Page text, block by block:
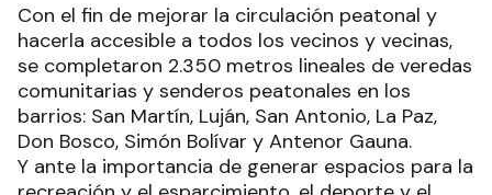
Con el fin de mejorar la circulación peatonal y
hacerla accesible a todos los vecinos y vecinas,
se completaron 2.350 metros lineales de veredas
comunitarias y senderos peatonales en los
barrios: San Martín, Luján, San Antonio, La Paz,
Don Bosco, Simón Bolívar y Antenor Gauna.
Y ante la importancia de generar espacios para la